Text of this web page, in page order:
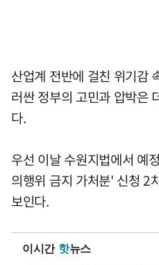
산업계 전반에 걸친 위기감
러싼 정부의 고민과 압박은
다.
우선 이날 수원지법에서 예
의행위 금지 가처분' 신청 2
보인다.
이시간 핫뉴스